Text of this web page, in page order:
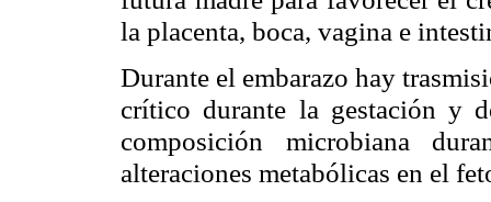
la placenta, boca, vagina e
Durante el embarazo hay
crítico durante la gestación y
composición microbiana
alteraciones metabólicas en el